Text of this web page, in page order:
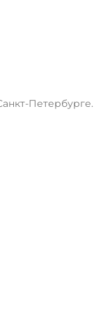
Петербурге.